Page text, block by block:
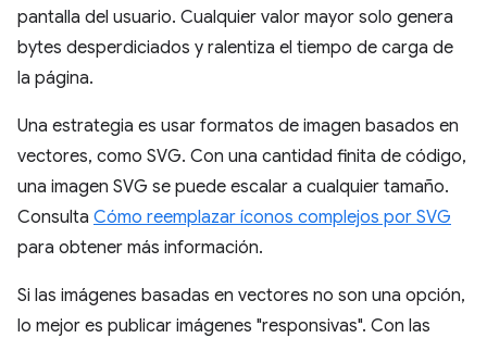
pantalla del usuario. Cualquier valor mayor solo genera
bytes desperdiciados y ralentiza el tiempo de carga de
la página.
Una estrategia es usar formatos de imagen basados en
vectores, como SVG. Con una cantidad finita de código,
una imagen SVG se puede escalar a cualquier tamaño.
Consulta Cómo reemplazar íconos complejos por SVG
para obtener más información.
Si las imágenes basadas en vectores no son una opción,
lo mejor es publicar imágenes "responsivas". Con las